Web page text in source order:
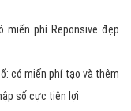
miến phí Reponsive đẹp
có miến phí tạo và thêm
số cực tiện lợi